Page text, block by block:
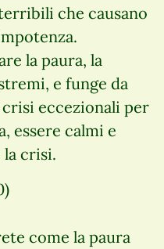
che causano
la paura, la
e funge da
eccezionali per
essere calmi e
crisi.
come la paura